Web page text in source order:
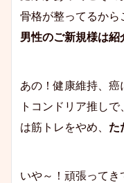
骨格が整ってるから
男性のご新規様は紹
あの！健康維持、癌
トコンドリア推し
は筋トレをやめ、 た
いや～！頑張って